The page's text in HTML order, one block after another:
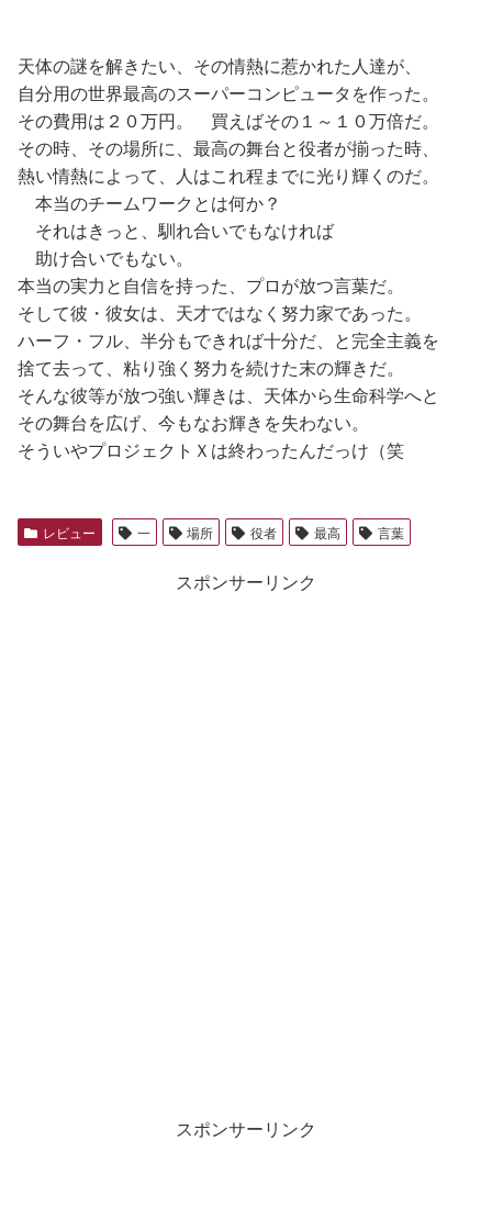
天体の謎を解きたい、その情熱に惹かれた人達が、
自分用の世界最高のスーパーコンピュータを作った。
その費用は２０万円。 買えばその１～１０万倍だ。
その時、その場所に、最高の舞台と役者が揃った時、
熱い情熱によって、人はこれ程までに光り輝くのだ。
本当のチームワークとは何か？
それはきっと、馴れ合いでもなければ
助け合いでもない。
本当の実力と自信を持った、プロが放つ言葉だ。
そして彼・彼女は、天才ではなく努力家であった。
ハーフ・フル、半分もできれば十分だ、と完全主義を
捨て去って、粘り強く努力を続けた末の輝きだ。
そんな彼等が放つ強い輝きは、天体から生命科学へと
その舞台を広げ、今もなお輝きを失わない。
そういやプロジェクトＸは終わったんだっけ（笑
レビュー 一 場所 役者 最高 言葉
スポンサーリンク
スポンサーリンク